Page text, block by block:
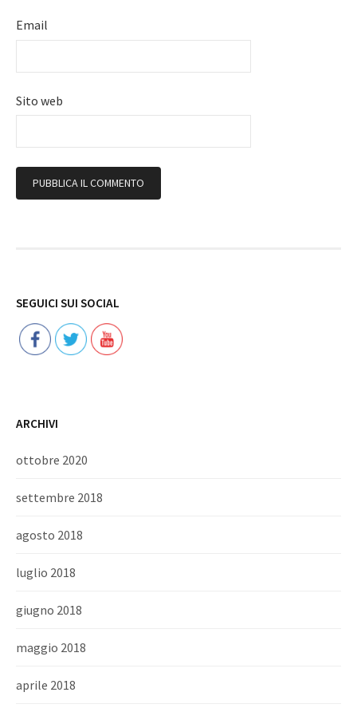
Email
Sito web
SEGUICI SUI SOCIAL
ARCHIVI
ottobre 2020
settembre 2018
agosto 2018
luglio 2018
giugno 2018
maggio 2018
aprile 2018